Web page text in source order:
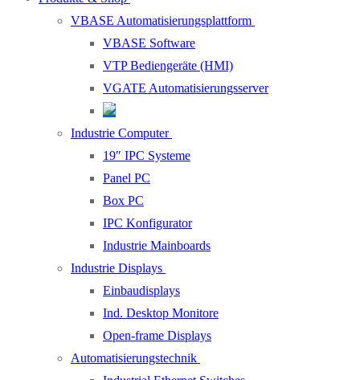
VBASE Automatisierungsplattform
VBASE Software
VTP Bediengeräte (HMI)
VGATE Automatisierungsserver
Industrie Computer
19″ IPC Systeme
Panel PC
Box PC
IPC Konfigurator
Industrie Mainboards
Industrie Displays
Einbaudisplays
Ind. Desktop Monitore
Open-frame Displays
Automatisierungstechnik